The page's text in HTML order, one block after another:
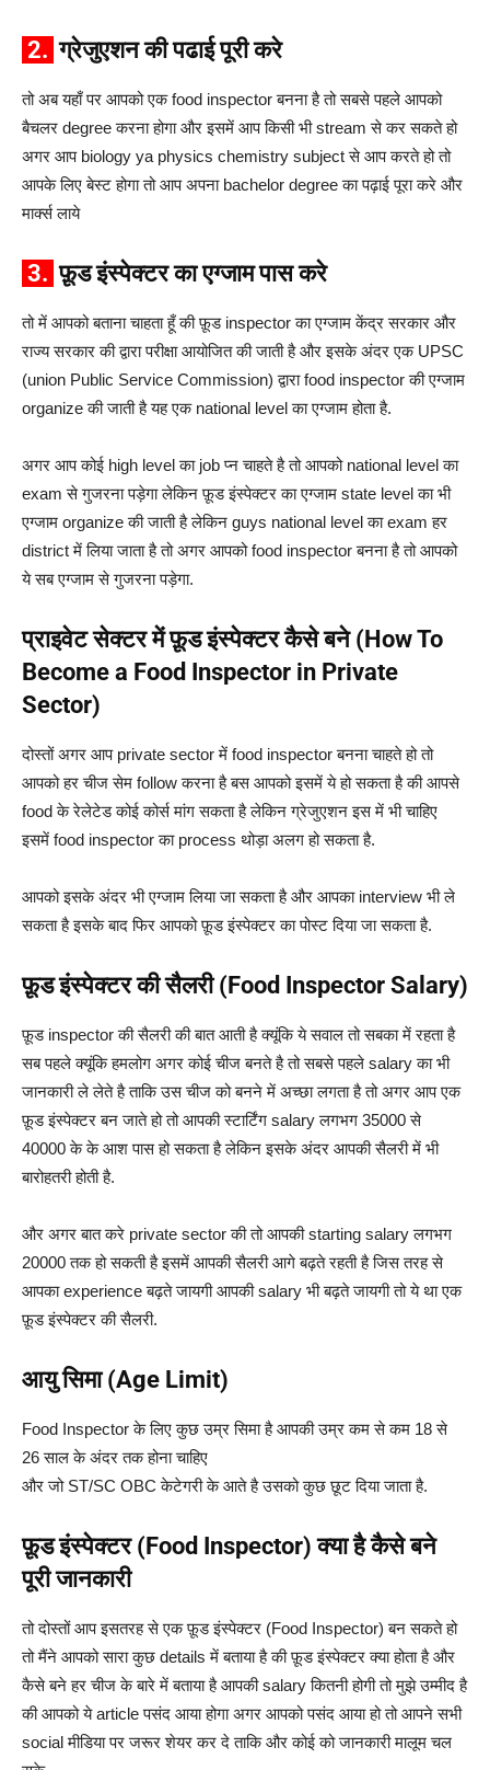
2. ग्रेजुएशन की पढाई पूरी करे
तो अब यहाँ पर आपको एक food inspector बनना है तो सबसे पहले आपको
बैचलर degree करना होगा और इसमें आप किसी भी stream से कर सकते हो
अगर आप biology ya physics chemistry subject से आप करते हो तो
आपके लिए बेस्ट होगा तो आप अपना bachelor degree का पढ़ाई पूरा करे और
मार्क्स लाये
3. फ़ूड इंस्पेक्टर का एग्जाम पास करे
तो में आपको बताना चाहता हूँ की फ़ूड inspector का एग्जाम केंद्र सरकार और
राज्य सरकार की द्वारा परीक्षा आयोजित की जाती है और इसके अंदर एक UPSC
(union Public Service Commission) द्वारा food inspector की एग्जाम
organize की जाती है यह एक national level का एग्जाम होता है.
अगर आप कोई high level का job प्न चाहते है तो आपको national level का
exam से गुजरना पड़ेगा लेकिन फ़ूड इंस्पेक्टर का एग्जाम state level का भी
एग्जाम organize की जाती है लेकिन guys national level का exam हर
district में लिया जाता है तो अगर आपको food inspector बनना है तो आपको
ये सब एग्जाम से गुजरना पड़ेगा.
प्राइवेट सेक्टर में फ़ूड इंस्पेक्टर कैसे बने (How To
Become a Food Inspector in Private
Sector)
दोस्तों अगर आप private sector में food inspector बनना चाहते हो तो
आपको हर चीज सेम follow करना है बस आपको इसमें ये हो सकता है की आपसे
food के रेलेटेड कोई कोर्स मांग सकता है लेकिन ग्रेजुएशन इस में भी चाहिए
इसमें food inspector का process थोड़ा अलग हो सकता है.
आपको इसके अंदर भी एग्जाम लिया जा सकता है और आपका interview भी ले
सकता है इसके बाद फिर आपको फ़ूड इंस्पेक्टर का पोस्ट दिया जा सकता है.
फ़ूड इंस्पेक्टर की सैलरी (Food Inspector Salary)
फ़ूड inspector की सैलरी की बात आती है क्यूंकि ये सवाल तो सबका में रहता है
सब पहले क्यूंकि हमलोग अगर कोई चीज बनते है तो सबसे पहले salary का भी
जानकारी ले लेते है ताकि उस चीज को बनने में अच्छा लगता है तो अगर आप एक
फ़ूड इंस्पेक्टर बन जाते हो तो आपकी स्टार्टिंग salary लगभग 35000 से
40000 के के आश पास हो सकता है लेकिन इसके अंदर आपकी सैलरी में भी
बारोहतरी होती है.
और अगर बात करे private sector की तो आपकी starting salary लगभग
20000 तक हो सकती है इसमें आपकी सैलरी आगे बढ़ते रहती है जिस तरह से
आपका experience बढ़ते जायगी आपकी salary भी बढ़ते जायगी तो ये था एक
फ़ूड इंस्पेक्टर की सैलरी.
आयु सिमा (Age Limit)
Food Inspector के लिए कुछ उम्र सिमा है आपकी उम्र कम से कम 18 से
26 साल के अंदर तक होना चाहिए
और जो ST/SC OBC केटेगरी के आते है उसको कुछ छूट दिया जाता है.
फ़ूड इंस्पेक्टर (Food Inspector) क्या है कैसे बने
पूरी जानकारी
तो दोस्तों आप इसतरह से एक फ़ूड इंस्पेक्टर (Food Inspector) बन सकते हो
तो मैंने आपको सारा कुछ details में बताया है की फ़ूड इंस्पेक्टर क्या होता है और
कैसे बने हर चीज के बारे में बताया है आपकी salary कितनी होगी तो मुझे उम्मीद है
की आपको ये article पसंद आया होगा अगर आपको पसंद आया हो तो आपने सभी
social मीडिया पर जरूर शेयर कर दे ताकि और कोई को जानकारी मालूम चल